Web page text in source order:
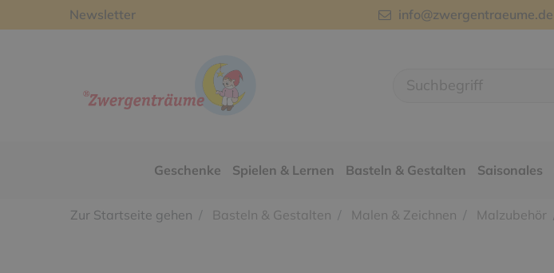
Newsletter
info@zwergentraeume.de
Geschenke Spielen & Lernen Basteln & Gestalten Saisonales
Zur Startseite gehen Basteln & Gestalten Malen & Zeichnen Malzubehör